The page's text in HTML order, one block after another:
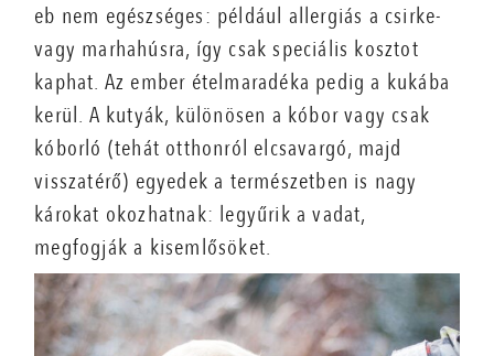
eb nem egészséges: például allergiás a csirke-
vagy marhahúsra, így csak speciális kosztot
kaphat. Az ember ételmaradéka pedig a kukába
kerül. A kutyák, különösen a kóbor vagy csak
kóborló (tehát otthonról elcsavargó, majd
visszatérő) egyedek a természetben is nagy
károkat okozhatnak: legyűrik a vadat,
megfogják a kisemlősöket.